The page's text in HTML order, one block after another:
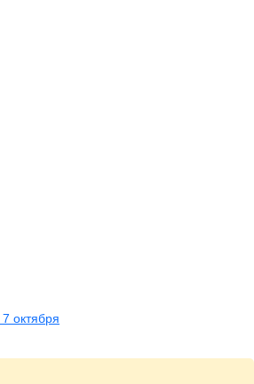
октября